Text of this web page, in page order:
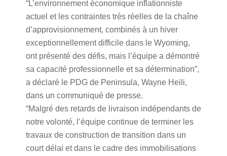
“L’environnement économique inflationniste
actuel et les contraintes très réelles de la chaîne
d’approvisionnement, combinés à un hiver
exceptionnellement difficile dans le Wyoming,
ont présenté des défis, mais l’équipe a démontré
sa capacité professionnelle et sa détermination”,
a déclaré le PDG de Peninsula, Wayne Heili,
dans un communiqué de presse.
“Malgré des retards de livraison indépendants de
notre volonté, l’équipe continue de terminer les
travaux de construction de transition dans un
court délai et dans le cadre des immobilisations